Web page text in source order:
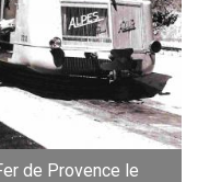
de Provence le